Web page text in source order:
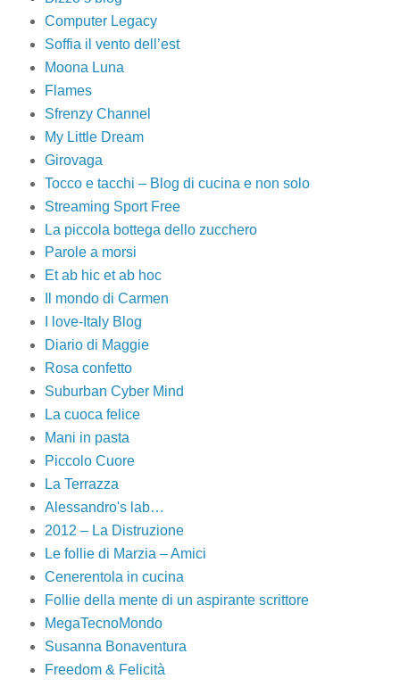
Computer Legacy
Soffia il vento dell’est
Moona Luna
Flames
Sfrenzy Channel
My Little Dream
Girovaga
Tocco e tacchi – Blog di cucina e non solo
Streaming Sport Free
La piccola bottega dello zucchero
Parole a morsi
Et ab hic et ab hoc
Il mondo di Carmen
I love-Italy Blog
Diario di Maggie
Rosa confetto
Suburban Cyber Mind
La cuoca felice
Mani in pasta
Piccolo Cuore
La Terrazza
Alessandro's lab…
2012 – La Distruzione
Le follie di Marzia – Amici
Cenerentola in cucina
Follie della mente di un aspirante scrittore
MegaTecnoMondo
Susanna Bonaventura
Freedom & Felicità